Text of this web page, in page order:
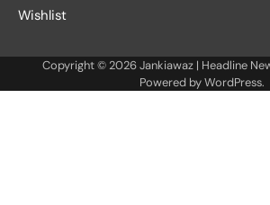
Wishlist
Copyright © 2026Jankiawaz | Headline
Powered byWordPress.